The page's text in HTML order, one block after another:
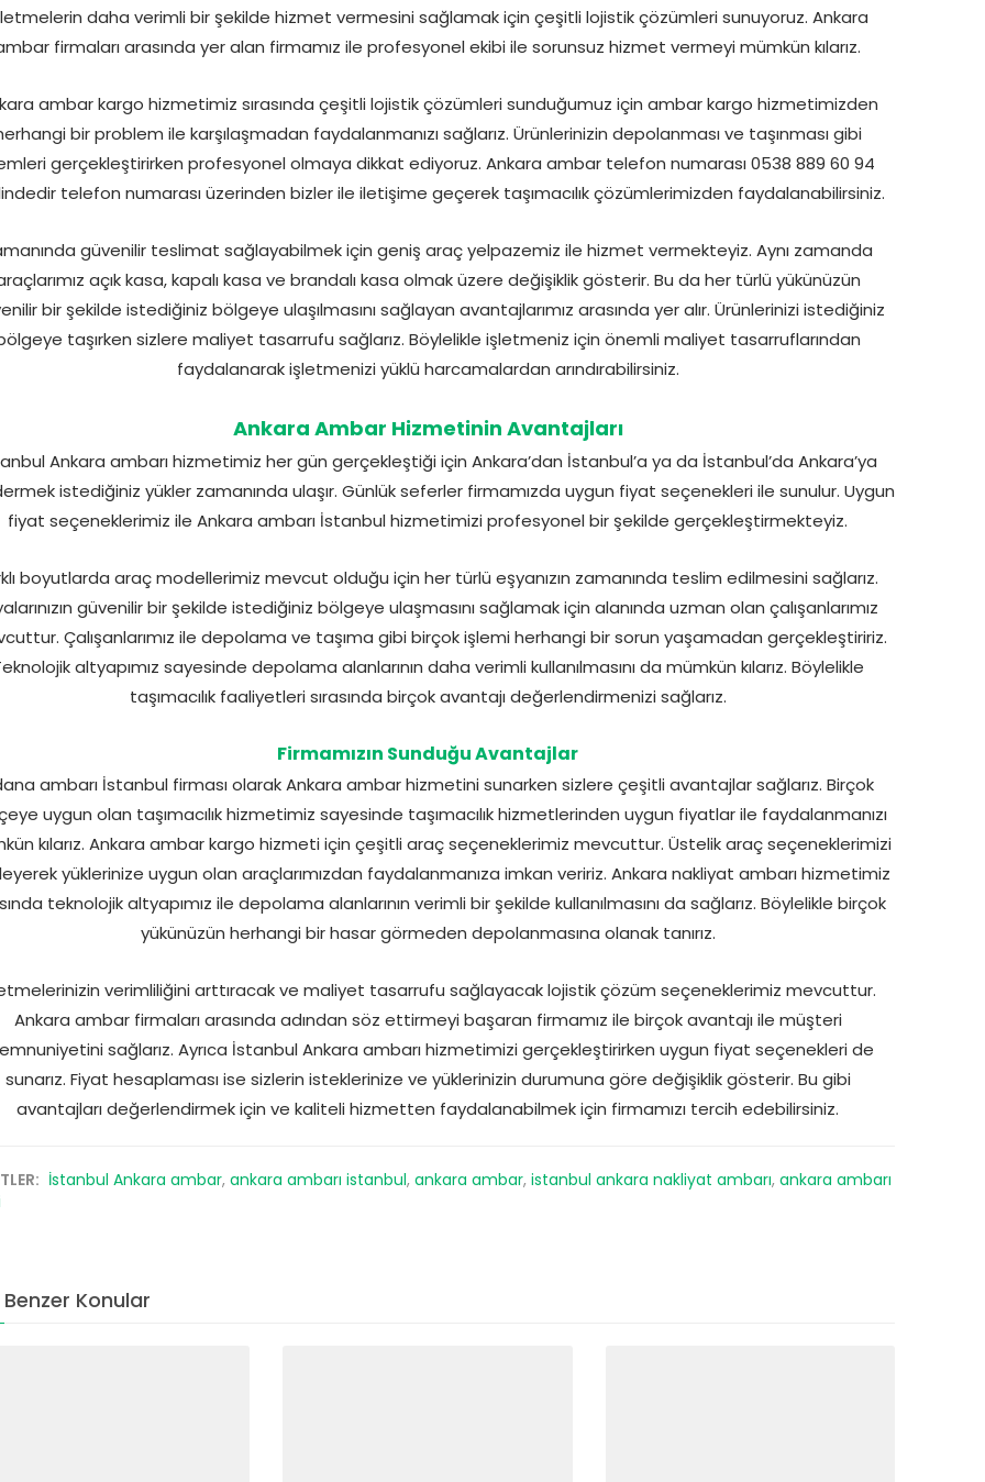
daha verimli bir şekilde hizmet vermesini sağlamak için çeşitli lojistik çözümleri sunuyoruz. Ankara
firmaları arasında yer alan firmamız ile profesyonel ekibi ile sorunsuz hizmet vermeyi mümkün kılarız.
ambar kargo hizmetimiz sırasında çeşitli lojistik çözümleri sunduğumuz için ambar kargo hizmetimizden
bir problem ile karşılaşmadan faydalanmanızı sağlarız. Ürünlerinizin depolanması ve taşınması gibi
gerçekleştirirken profesyonel olmaya dikkat ediyoruz. Ankara ambar telefon numarası 0538 889 60 94
telefon numarası üzerinden bizler ile iletişime geçerek taşımacılık çözümlerimizden faydalanabilirsiniz.
güvenilir teslimat sağlayabilmek için geniş araç yelpazemiz ile hizmet vermekteyiz. Aynı zamanda
açık kasa, kapalı kasa ve brandalı kasa olmak üzere değişiklik gösterir. Bu da her türlü yükünüzün
bir şekilde istediğiniz bölgeye ulaşılmasını sağlayan avantajlarımız arasında yer alır. Ürünlerinizi istediğiniz
taşırken sizlere maliyet tasarrufu sağlarız. Böylelikle işletmeniz için önemli maliyet tasarruflarından
faydalanarak işletmenizi yüklü harcamalardan arındırabilirsiniz.
Ankara Ambar Hizmetinin Avantajları
Ankara ambarı hizmetimiz her gün gerçekleştiği için Ankara’dan İstanbul’a ya da İstanbul’da Ankara’ya
istediğiniz yükler zamanında ulaşır. Günlük seferler firmamızda uygun fiyat seçenekleri ile sunulur. Uygun
fiyat seçeneklerimiz ile Ankara ambarı İstanbul hizmetimizi profesyonel bir şekilde gerçekleştirmekteyiz.
boyutlarda araç modellerimiz mevcut olduğu için her türlü eşyanızın zamanında teslim edilmesini sağlarız.
güvenilir bir şekilde istediğiniz bölgeye ulaşmasını sağlamak için alanında uzman olan çalışanlarımız
Çalışanlarımız ile depolama ve taşıma gibi birçok işlemi herhangi bir sorun yaşamadan gerçekleştiririz.
altyapımız sayesinde depolama alanlarının daha verimli kullanılmasını da mümkün kılarız. Böylelikle
taşımacılık faaliyetleri sırasında birçok avantajı değerlendirmenizi sağlarız.
Firmamızın Sunduğu Avantajlar
ambarı İstanbul firması olarak Ankara ambar hizmetini sunarken sizlere çeşitli avantajlar sağlarız. Birçok
uygun olan taşımacılık hizmetimiz sayesinde taşımacılık hizmetlerinden uygun fiyatlar ile faydalanmanızı
kılarız. Ankara ambar kargo hizmeti için çeşitli araç seçeneklerimiz mevcuttur. Üstelik araç seçeneklerimizi
yüklerinize uygun olan araçlarımızdan faydalanmanıza imkan veririz. Ankara nakliyat ambarı hizmetimiz
teknolojik altyapımız ile depolama alanlarının verimli bir şekilde kullanılmasını da sağlarız. Böylelikle birçok
yükünüzün herhangi bir hasar görmeden depolanmasına olanak tanırız.
verimliliğini arttıracak ve maliyet tasarrufu sağlayacak lojistik çözüm seçeneklerimiz mevcuttur.
Ankara ambar firmaları arasında adından söz ettirmeyi başaran firmamız ile birçok avantajı ile müşteri
sağlarız. Ayrıca İstanbul Ankara ambarı hizmetimizi gerçekleştirirken uygun fiyat seçenekleri de
sunarız. Fiyat hesaplaması ise sizlerin isteklerinize ve yüklerinizin durumuna göre değişiklik gösterir. Bu gibi
avantajları değerlendirmek için ve kaliteli hizmetten faydalanabilmek için firmamızı tercih edebilirsiniz.
İstanbul Ankara ambar, ankara ambarı istanbul, ankara ambar, istanbul ankara nakliyat ambarı, ankara ambarı
Benzer Konular